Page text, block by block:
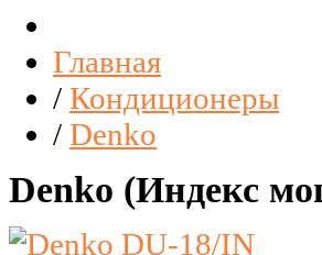
Главная
/ Кондиционеры
/ Denko
Denko (Индекс